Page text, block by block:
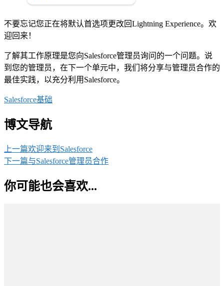
不要忘记您正在将默认首选项更改回Lightning Experience。欢
迎回来！
了解其工作原理是您向Salesforce管理员询问的一个问题。说
到您的管理员，在下一个单元中，我们将分享与管理员合作的
最佳实践，以充分利用Salesforce。
Salesforce基础
博文导航
上一篇欢迎来到Salesforce
下一篇与Salesforce管理员合作
你可能也会喜欢...